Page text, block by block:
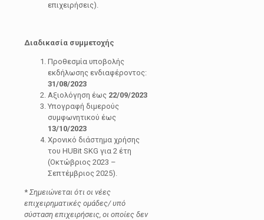
επιχειρήσεις).
Διαδικασία συμμετοχής
Προθεσμία υποβολής
εκδήλωσης ενδιαφέροντος:
31/08/2023
Αξιολόγηση έως 22/09/2023
Υπογραφή διμερούς
συμφωνητικού έως
13/10/2023
Χρονικό διάστημα χρήσης
του HUBit SKG για 2 έτη
(Οκτώβριος 2023 –
Σεπτέμβριος 2025).
* Σημειώνεται ότι οι νέες
επιχειρηματικές ομάδες/ υπό
σύσταση επιχειρήσεις, οι οποίες δεν